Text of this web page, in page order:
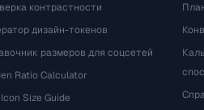
контрастности
дизайн-токенов
размеров для соцсетей
Ratio Calculator
Size Guide